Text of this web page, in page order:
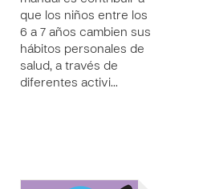
que los niños entre los
6 a 7 años cambien sus
hábitos personales de
salud, a través de
diferentes activi…